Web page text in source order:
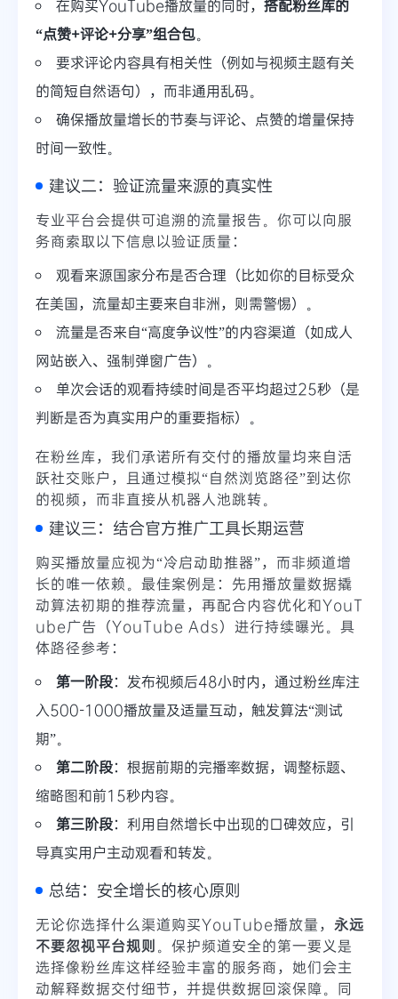
在购买YouTube播放量的同时， 搭配粉丝库的
“点赞+评论+分享”组合包。
要求评论内容具有相关性（例如与视频主题有关
的简短自然语句），而非通用乱码。
确保播放量增长的节奏与评论、点赞的增量保持
时间一致性。
建议二：验证流量来源的真实性
专业平台会提供可追溯的流量报告。你可以向服
务商索取以下信息以验证质量：
观看来源国家分布是否合理（比如你的目标受众
在美国，流量却主要来自非洲，则需警惕）。
流量是否来自“高度争议性”的内容渠道（如成人
网站嵌入、强制弹窗广告）。
单次会话的观看持续时间是否平均超过25秒（是
判断是否为真实用户的重要指标）。
在粉丝库，我们承诺所有交付的播放量均来自活
跃社交账户，且通过模拟“自然浏览路径”到达你
的视频，而非直接从机器人池跳转。
建议三：结合官方推广工具长期运营
购买播放量应视为“冷启动助推器”，而非频道增
长的唯一依赖。最佳案例是：先用播放量数据撬
动算法初期的推荐流量，再配合内容优化和YouT
ube广告（YouTube Ads）进行持续曝光。具
体路径参考：
第一阶段：发布视频后48小时内，通过粉丝库注
入500-1000播放量及适量互动，触发算法“测试
期”。
第二阶段：根据前期的完播率数据，调整标题、
缩略图和前15秒内容。
第三阶段：利用自然增长中出现的口碑效应，引
导真实用户主动观看和转发。
总结：安全增长的核心原则
无论你选择什么渠道购买YouTube播放量， 永远
不要忽视平台规则 。保护频道安全的第一要义是
选择像粉丝库这样经验丰富的服务商，她们会主
动解释数据交付细节，并提供数据回滚保障。同